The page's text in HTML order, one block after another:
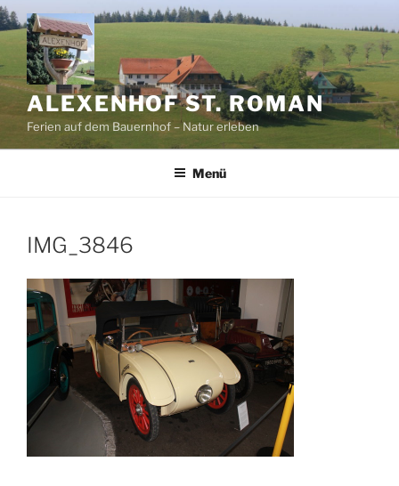
Zum
Inhalt
springen
ALEXENHOF ST. ROMAN
Ferien auf dem Bauernhof – Natur erleben
Menü
IMG_3846